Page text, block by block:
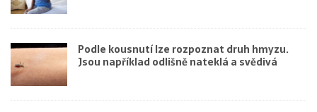
Podle kousnutí lze rozpoznat druh hmyzu.
Jsou například odlišně nateklá a svědivá